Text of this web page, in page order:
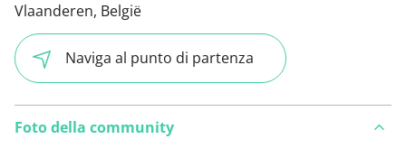
Vlaanderen, België
Naviga al punto di partenza
Foto della community